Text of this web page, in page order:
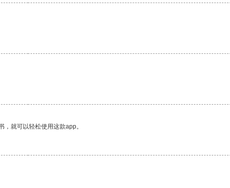
就可以轻松使用这款app。